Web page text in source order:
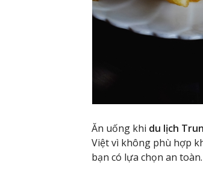
Ăn uống khi du lịch
Việt vì không phù hợp
bạn có lựa chọn an toàn.